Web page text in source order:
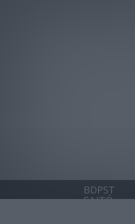
BDPST
SAJTÓ